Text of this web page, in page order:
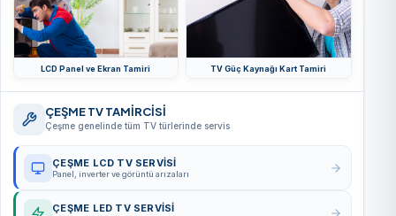
LCD Panel ve Ekran Tamiri TV Güç Kaynağı Kart Tamiri
ÇEŞME TV TAMİRCİSİ
Çeşme genelinde tüm TV türlerinde servis
ÇEŞME LCD TV SERVISI
Panel, inverter ve görüntü arızaları
ÇEŞME LED TV SERVISI